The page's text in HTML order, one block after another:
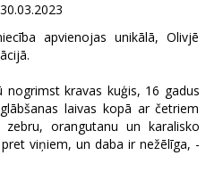
30.03.2023
apvienojas unikālā, Olivjē
nogrimst kravas kuģis, 16 gadus
laivas kopā ar četriem
orangutanu un karalisko
viņiem, un daba ir nežēlīga, -